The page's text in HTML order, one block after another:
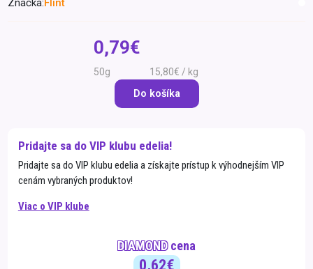
poukazy
Drogéria a kozmetika
Domácnosť a kancelária
Lekáreň
Značka:Flint
0,79€
50g 15,80€ / kg
Do košíka
Pridajte sa do VIP klubu edelia!
Pridajte sa do VIP klubu edelia a získajte prístup k výhodnejším VIP
cenám vybraných produktov!
Viac o VIP klube
DIAMONDcena
0,62€